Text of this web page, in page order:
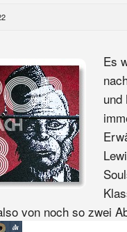
Es
und
von noch so zwei